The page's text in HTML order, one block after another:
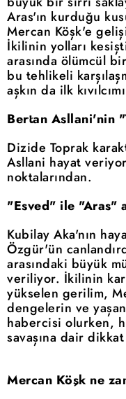
Aras'ın kurduğu
Mercan Köşk'e
İkilinin yolları
arasında ölümcül
bu tehlikeli
aşkın da ilk
Bertan Asllani'nin
Dizide Toprak
Asllani hayat
noktalarından.
"Esved" ile "Aras"
Kubilay Aka'nın
Özgür'ün
arasındaki büyük
veriliyor. İkilinin
yükselen gerilim,
dengelerin ve
habercisi olurken,
savaşına dair
Mercan Köşk ne